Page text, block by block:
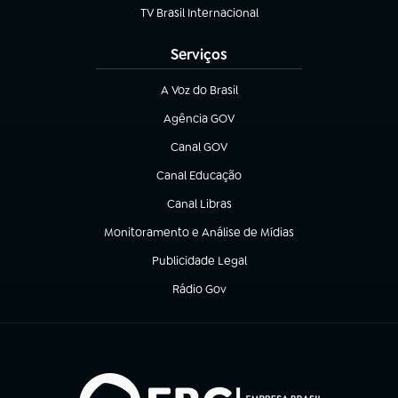
TV Brasil Internacional
(abre em nova aba)
Serviços
A Voz do Brasil
(abre em nova aba)
Agência GOV
(abre em nova aba)
Canal GOV
(abre em nova aba)
Canal Educação
(abre em nova aba)
Canal Libras
(abre em nova aba)
Monitoramento e Análise de Mídias
(abre em nova aba)
Publicidade Legal
(abre em nova aba)
Rádio Gov
(abre em nova aba)